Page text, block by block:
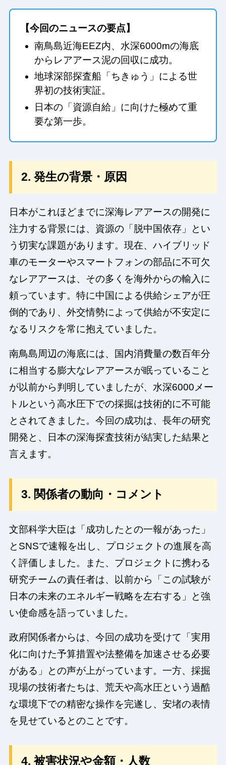
【今回のニュースの要点】
南鳥島近海EEZ内、水深6000mの海底
からレアアース泥の回収に成功。
地球深部探査船「ちきゅう」による世
界初の技術実証。
日本の「資源自給」に向けた極めて重
要な第一歩。
2. 発生の背景・原因
日本がこれほどまでに深海レアアースの開発に
注力する背景には、資源の「脱中国依存」とい
う切実な課題があります。現在、ハイブリッド
車のモーターやスマートフォンの部品に不可欠
なレアアースは、その多くを海外からの輸入に
頼っています。特に中国による供給シェアが圧
倒的であり、外交情勢によって供給が不安定に
なるリスクを常に抱えていました。
南鳥島周辺の海底には、国内消費量の数百年分
に相当する膨大なレアアースが眠っていること
が以前から判明していましたが、水深6000メー
トルという高水圧下での採掘は技術的に不可能
とされてきました。今回の成功は、長年の研究
開発と、日本の深海探査技術が結実した結果と
言えます。
3. 関係者の動向・コメント
文部科学大臣は「成功したとの一報があった」
とSNSで速報を出し、プロジェクトの進展を高
く評価しました。また、プロジェクトに携わる
研究チームの責任者は、以前から「この試験が
日本の未来のエネルギー戦略を左右する」と強
い使命感を語っていました。
政府関係者からは、今回の成功を受けて「実用
化に向けた予算措置や法整備を加速させる必要
がある」との声が上がっています。一方、採掘
現場の技術者たちは、荒天や高水圧という過酷
な環境下での精密な操作を完遂し、安堵の表情
を見せているとのことです。
4. 被害状況や金額・人数